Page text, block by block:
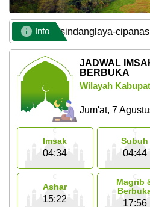
Desa
Pengaduan
Status
SDGs
Program
Kerja
Pembangunan
Galeri
Info
sindanglaya-cipanas.desa.id
JADWAL
BERBUKA
Wilayah
Jum'at, 7
Imsak
04:34
Subuh
04:44
Ashar
15:22
Magrib
17:56